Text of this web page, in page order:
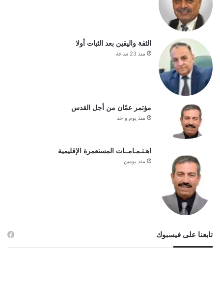
الثقة واليقين بعد الثبات أولا
منذ 23 ساعة
مؤتمر عمّان من أجل القدس
منذ يوم واحد
اهـتـمـامــات المستعمرة الإقليمية
منذ يومين
تابعنا على فيسبوك